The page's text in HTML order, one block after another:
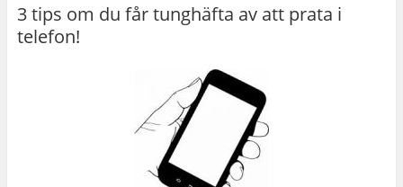
3 tips om du får tunghäfta av att prata i
telefon!